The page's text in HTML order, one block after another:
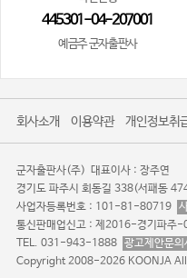
445301-04-207001
예금주 군자출판사
회사소개 이용약관 개인정보취
군자출판사(주) 대표이사 : 장주연
경기도 파주시 회동길 338(서패동
사업자등록번호 : 101-81-80719
통신판매업신고 : 제2016-경기파주
TEL. 031-943-1888 광고제안문의
Copyright 2008-2026 KOONJA